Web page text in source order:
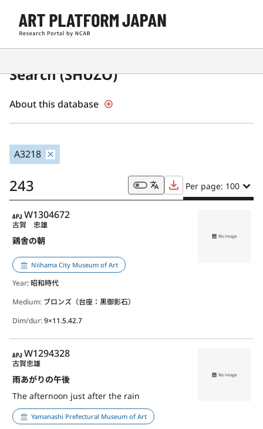
Japanese Museum Collections
Search (SHŪZŌ)
About this database
A3218
243 Per page: 100
APJ
W1304672
鶏舎の朝
古賀 忠雄
Niihama City Museum of Art
Year: 昭和時代
Medium: ブロンズ（台座：黒御影石）
Dim/dur:9×11.5.42.7
APJ
W1294328
雨あがりの午後
The afternoon just after the rain
古賀忠雄
Yamanashi Prefectural Museum of Art